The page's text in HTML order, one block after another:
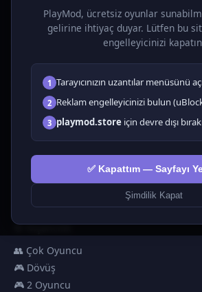
PlayMod, ücretsiz oyunlar
gelirine ihtiyaç duyar. Lütfen bu
engelleyicinizi
1 Tarayıcınızın uzantılar menüsünü
2 Reklam engelleyicinizi bulun
3 playmod.store için devre dışı
✅ Kapattım — Sayfayı
Şimdilik Kapat
Tüm Oyunlar
🗺️ Macera
🧩 Bulmacalar
🎮 Tıklayıcı
💅 Kızlar
🕹️ Arcade
🎮 Hypercasual
🎮 Erkekler
🎯 Nişancılık
👥 Çok Oyuncu
🎮 Dövüş
🎮 2 Oyuncu